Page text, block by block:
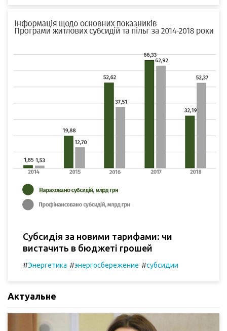
Субсидія за новими тарифами: чи
вистачить в бюджеті грошей
#Энергетика #энергосбережение #субсидии
Актуальне